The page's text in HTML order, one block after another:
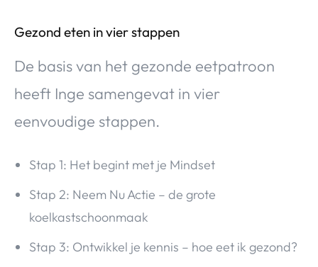
Gezond eten in vier stappen
De basis van het gezonde eetpatroon
heeft Inge samengevat in vier
eenvoudige stappen.
Stap 1: Het begint met je Mindset
Stap 2: Neem Nu Actie – de grote
koelkastschoonmaak
Stap 3: Ontwikkel je kennis – hoe eet ik gezond?